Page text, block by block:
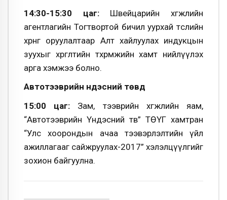
14:30-15:30 цаг:Швейцарийн хөгжлийн
агентлагийн Тогтвортой бичил уурхай төслийн
хөрөнгө оруулалтаар Алт хайлуулах индукцын
зуухыг хөргөлтийн төхөөрөмжийн хамт нийлүүлэх
арга хэмжээ болно.
Автотээврийн үндэсний төвд
15:00 цаг: Зам, тээврийн хөгжлийн яам,
“Автотээврийн Үндэсний төв” ТӨҮГ хамтран
“Улс хоорондын ачаа тээвэрлэлтийн үйл
ажиллагааг сайжруулах-2017” хэлэлцүүлгийг
зохион байгуулна.